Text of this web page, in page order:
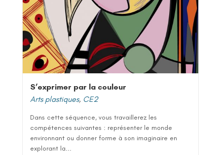
S’exprimer par la couleur
Arts plastiques, CE2
Dans cette séquence, vous travaillerez les
compétences suivantes : représenter le monde
environnant ou donner forme à son imaginaire en
explorant la...